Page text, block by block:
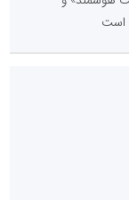
همگانی؛ کلید